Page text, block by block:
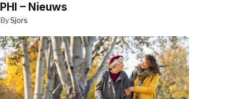
PHI – Nieuws
BySjors